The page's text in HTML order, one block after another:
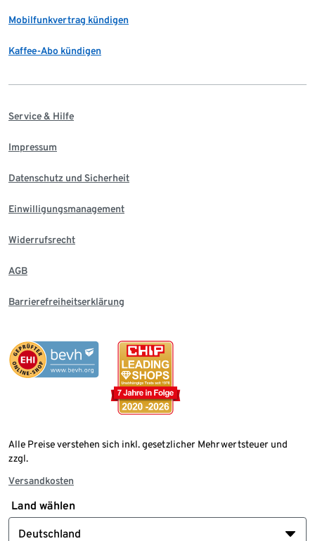
Mobilfunkvertrag kündigen
Kaffee-Abo kündigen
Service & Hilfe
Impressum
Datenschutz und Sicherheit
Einwilligungsmanagement
Widerrufsrecht
AGB
Barrierefreiheitserklärung
Alle Preise verstehen sich inkl. gesetzlicher Mehrwertsteuer und
zzgl.
Versandkosten
Land wählen
Deutschland